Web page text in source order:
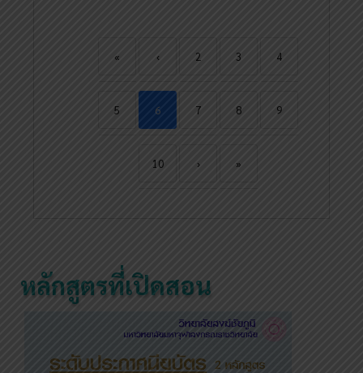
« ‹ 2 3 4
5 6 7 8 9
10 › »
หลักสูตรที่เปิดสอน